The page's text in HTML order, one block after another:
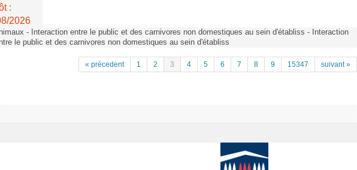
:
2026
- Interaction entre le public et des carnivores non domestiques au sein d'établiss - Interaction
le public et des carnivores non domestiques au sein d'établiss
« précedent 1 2 3 4 5 6 7 8 9 15347 suivant »